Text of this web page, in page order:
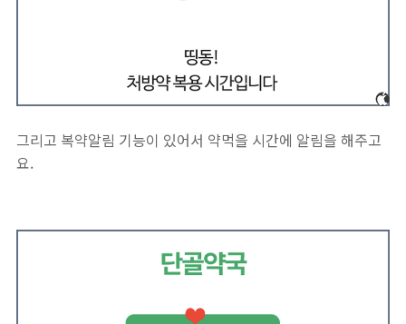
그리고 복약알림 기능이 있어서 약먹을 시간에 알림을 해주고
요.